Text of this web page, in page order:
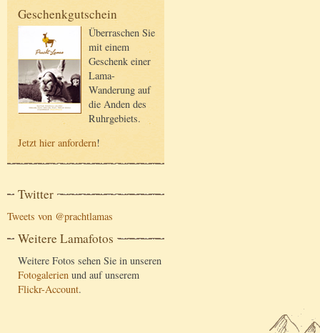
Geschenkgutschein
Überraschen Sie
mit einem
Geschenk einer
Lama-
Wanderung auf
die Anden des
Ruhrgebiets.
Jetzt hier anfordern!
Twitter
Tweets von @prachtlamas
Weitere Lamafotos
Weitere Fotos sehen Sie in unseren
Fotogalerien und auf unserem
Flickr-Account.